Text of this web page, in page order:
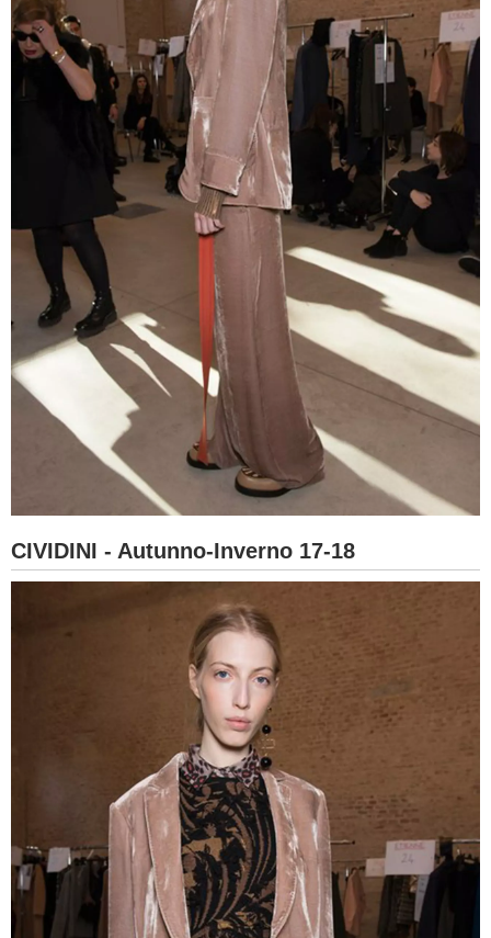
CIVIDINI - Autunno-Inverno 17-18